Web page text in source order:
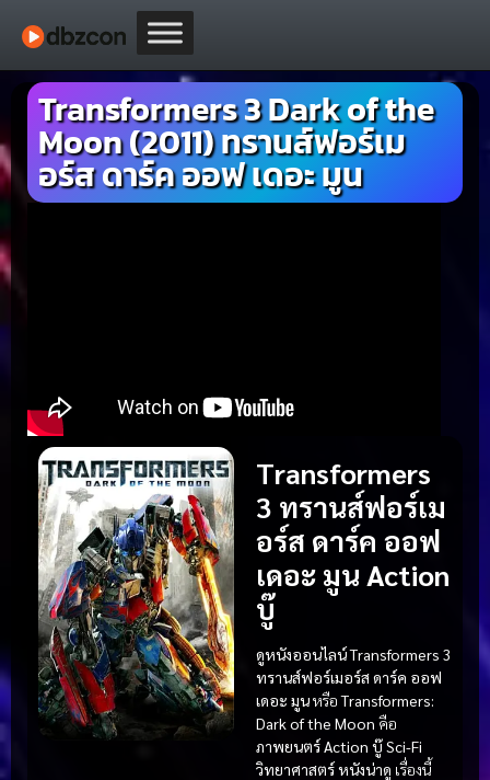
Transformers 3 Dark of the
Moon (2011) ทรานส์ฟอร์เม
อร์ส ดาร์ค ออฟ เดอะ มูน
Transformers
3 ทรานส์ฟอร์เม
อร์ส ดาร์ค ออฟ
เดอะ มูน Action
บู๊
ดูหนังออนไลน์ Transformers 3
ทรานส์ฟอร์เมอร์ส ดาร์ค ออฟ
เดอะ มูนหรือTransformers:
Dark of the Moon คือ
ภาพยนตร์ Action บู๊Sci-Fi
วิทยาศาสตร์หนังน่าดู เรื่องนี้